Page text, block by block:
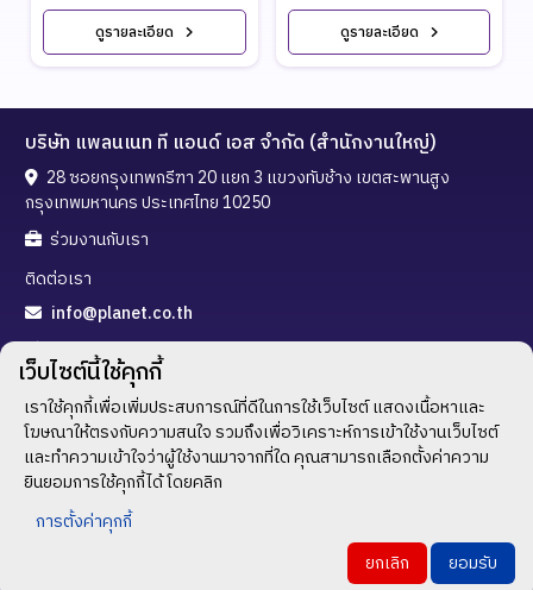
ดูรายละเอียด ดูรายละเอียด
บริษัท แพลนเนท ที แอนด์ เอส จำกัด (สำนักงานใหญ่)
28 ซอยกรุงเทพกรีฑา 20 แยก 3 แขวงทับช้าง เขตสะพานสูง
กรุงเทพมหานคร ประเทศไทย 10250
ร่วมงานกับเรา
ติดต่อเรา
info@planet.co.th
02-720-3288
02-300-5323
ช่องทางติดตาม
นโยบายความเป็นส่วนตัว
All rights reserved © 2023 PLANET T AND S CO., LTD.
เว็บไซต์นี้ใช้คุกกี้
เราใช้คุกกี้เพื่อเพิ่มประสบการณ์ที่ดีในการใช้เว็บไซต์ แสดงเนื้อหาและ
โฆษณาให้ตรงกับความสนใจ รวมถึงเพื่อวิเคราะห์การเข้าใช้งานเว็บไซต์
และทำความเข้าใจว่าผู้ใช้งานมาจากที่ใด คุณสามารถเลือกตั้งค่าความ
ยินยอมการใช้คุกกี้ได้ โดยคลิก
การตั้งค่าคุกกี้
ยกเลิก
ยอมรับ